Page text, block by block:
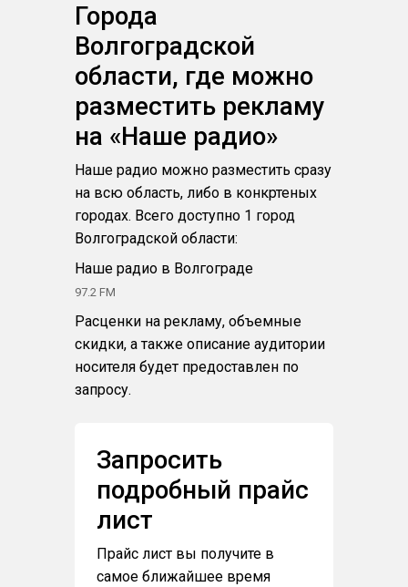
Города
Волгоградской
области, где можно
разместить рекламу
на «Наше радио»
Наше радио можно разместить сразу
на всю область, либо в конкртеных
городах. Всего доступно 1 город
Волгоградской области:
Наше радио в Волгограде
97.2 FM
Расценки на рекламу, объемные
скидки, а также описание аудитории
носителя будет предоставлен по
запросу.
Запросить
подробный прайс
лист
Прайс лист вы получите в
самое ближайшее время